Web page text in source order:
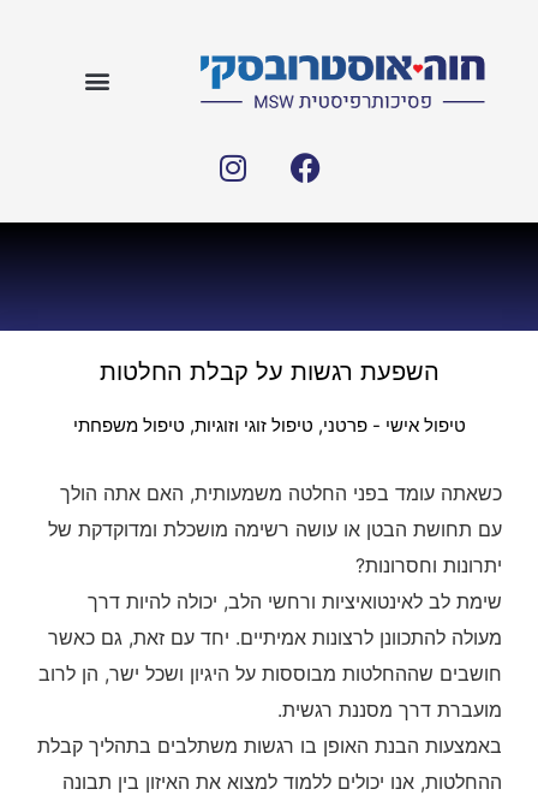
השפעת רגשות על קבלת החלטות
טיפול אישי - פרטני, טיפול זוגי וזוגיות, טיפול משפחתי
כשאתה עומד בפני החלטה משמעותית, האם אתה הולך
עם תחושת הבטן או עושה רשימה מושכלת ומדוקדקת של
יתרונות וחסרונות?
שימת לב לאינטואיציות ורחשי הלב, יכולה להיות דרך
מעולה להתכוונן לרצונות אמיתיים. יחד עם זאת, גם כאשר
חושבים שההחלטות מבוססות על היגיון ושכל ישר, הן לרוב
מועברת דרך מסננת רגשית.
באמצעות הבנת האופן בו רגשות משתלבים בתהליך קבלת
ההחלטות, אנו יכולים ללמוד למצוא את האיזון בין תבונה